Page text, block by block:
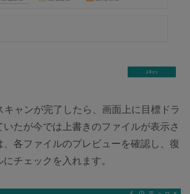
キャンが完了したら、画面上に目標ドラ
たが今では上書きのファイルが表示さ
各ファイルのプレビューを確認し、復
チェックを入れます。